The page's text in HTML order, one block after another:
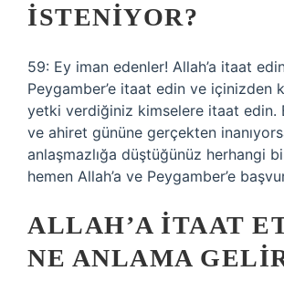
ISTENIYOR?
59: Ey iman edenler! Allah’a itaat
Peygamber’e itaat edin ve içinizden
yetki verdiğiniz kimselere itaat edin.
ve ahiret gününe gerçekten
anlaşmazlığa düştüğünüz herhangi
hemen Allah’a ve Peygamber’e
ALLAH’A ITAAT
NE ANLAMA